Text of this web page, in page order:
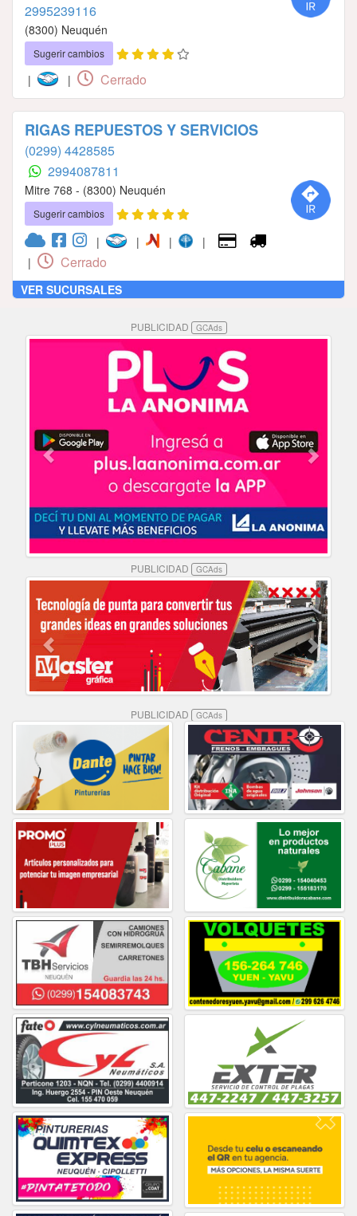
2995239116
(8300) Neuquén
Sugerir cambios
| | Cerrado
RIGAS REPUESTOS Y SERVICIOS
(0299) 4428585
2994087811
Mitre 768 - (8300) Neuquén
Sugerir cambios
| | |
|
|
Cerrado
VER SUCURSALES
PUBLICIDAD GCAds
PUBLICIDAD GCAds
PUBLICIDAD GCAds